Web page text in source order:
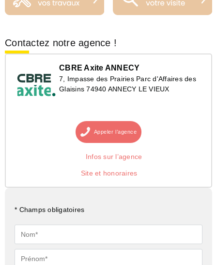
Contactez notre agence !
CBRE Axite ANNECY
7, Impasse des Prairies Parc d'Affaires des
Glaisins 74940 ANNECY LE VIEUX
Appeler l’agence
Infos sur l’agence
Site et honoraires
* Champs obligatoires
Nom*
Prénom*